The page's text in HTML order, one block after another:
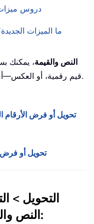
دروس
ما الميزات
النص والقيمة، يمكنك
قيم رقمية، أو العكس—أي تحويل الأرقام لتُنسَّق أو تُخزَّن كنص.
تحويل أو فرض الأرقام
تحويل أو
التحويل >
النص. انظر لقطة الشاشة: